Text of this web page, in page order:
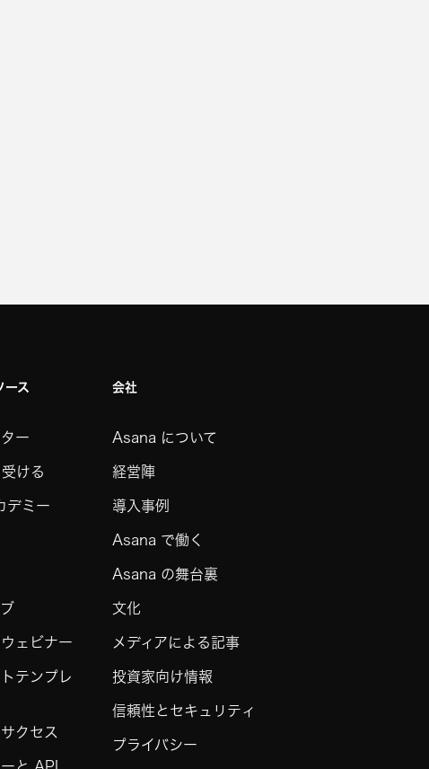
ース
ー
ける
デミー
ェビナー
テンプレ
クセス
会社
Asana について
経営陣
導入事例
Asana で働く
Asana の舞台裏
文化
メディアによる記事
投資家向け情報
信頼性とセキュリティ
プライバシー